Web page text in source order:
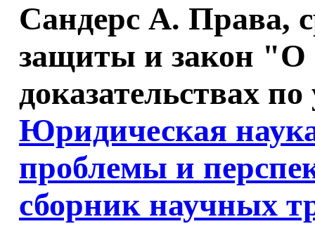
Сандерс А. Права,
защиты и закон "О
доказательствах
Юридическая
проблемы и
сборник научных